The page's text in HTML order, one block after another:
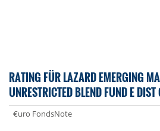
RATING FÜR LAZARD EMERGING
UNRESTRICTED BLEND FUND E
€uro FondsNote